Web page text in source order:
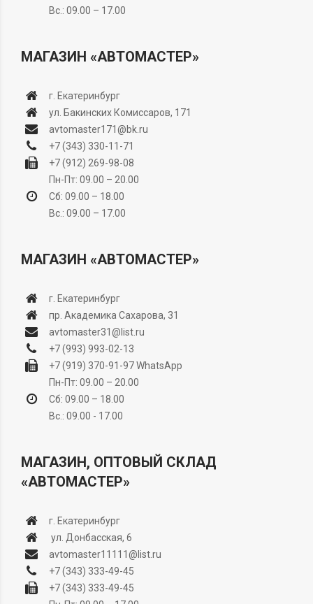
Вс.: 09.00 – 17.00
МАГАЗИН «АВТОМАСТЕР»
г. Екатеринбург
ул. Бакинских Комиссаров, 171
avtomaster171@bk.ru
+7 (343) 330-11-71
+7 (912) 269-98-08
Пн-Пт: 09.00 – 20.00
Сб: 09.00 – 18.00
Вс.: 09.00 – 17.00
МАГАЗИН «АВТОМАСТЕР»
г. Екатеринбург
пр. Академика Сахарова, 31
avtomaster31@list.ru
+7 (993) 993-02-13
+7 (919) 370-91-97WhatsApp
Пн-Пт: 09.00 – 20.00
Сб: 09.00 – 18.00
Вс.: 09.00 - 17.00
МАГАЗИН, ОПТОВЫЙ СКЛАД
«АВТОМАСТЕР»
г. Екатеринбург
ул. Донбасская, 6
avtomaster11111@list.ru
+7 (343) 333-49-45
+7 (343) 333-49-45